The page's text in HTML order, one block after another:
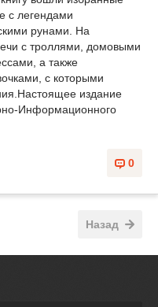
с легендами
рунами. На
с троллями, домовыми
а также
с которыми
издание
Информационного
0
Назад